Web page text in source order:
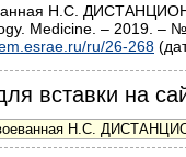
Н.С.
Medicine. – 2019. –
ru/26-268
вставки на